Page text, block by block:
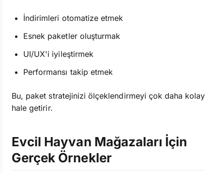
İndirimleri otomatize etmek
Esnek paketler oluşturmak
UI/UX'i iyileştirmek
Performansı takip etmek
Bu, paket stratejinizi ölçeklendirmeyi çok daha kolay
hale getirir.
Evcil Hayvan Mağazaları İçin
Gerçek Örnekler